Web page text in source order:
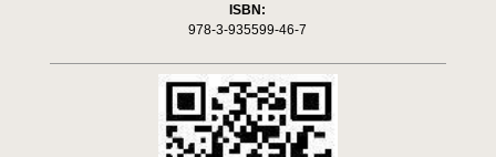
ISBN:
978-3-935599-46-7